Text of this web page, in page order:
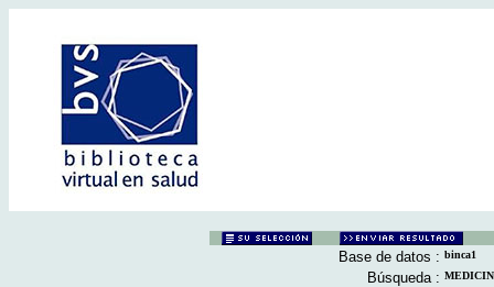
Base de datos : binca1
Búsqueda :